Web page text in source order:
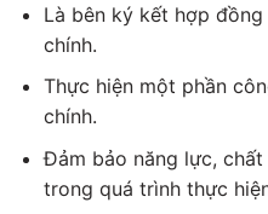
Là bên ký kết hợp
chính.
Thực hiện một phần
chính.
Đảm bảo năng lực,
trong quá trình thực